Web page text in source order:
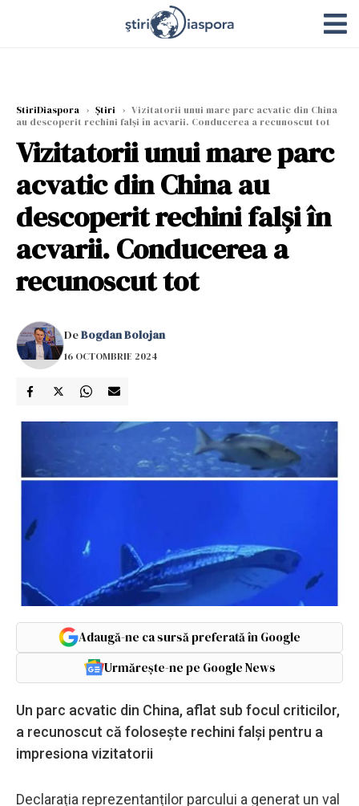
StiriDiaspora › Știri › Vizitatorii unui mare parc acvatic din China
au descoperit rechini falși în acvarii. Conducerea a recunoscut tot
Vizitatorii unui mare parc
acvatic din China au
descoperit rechini falși în
acvarii. Conducerea a
recunoscut tot
DeBogdan Bolojan
16 OCTOMBRIE 2024
Adaugă-ne ca sursă preferată în Google
Urmărește-ne pe Google News
Un parc acvatic din China, aflat sub focul criticilor,
a recunoscut că folosește rechini falși pentru a
impresiona vizitatorii
Declarația reprezentanților parcului a generat un val